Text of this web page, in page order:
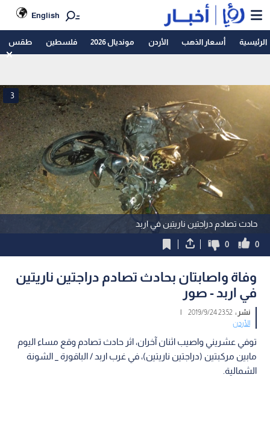
English
الرئيسية أسعار الذهب الأردن مونديال 2026 فلسطين طقس
حادث تصادم دراجتين ناريتين في اربد
3
0
0
وفاة واصابتان بحادث تصادم دراجتين ناريتين
في اربد - صور
نشر :23:52 2019/9/24
|
الأردن
توفي عشريني واصيب اثنان آخران، اثر حادث تصادم وقع مساء اليوم
مابين مركبتين (دراجتين ناريتين)، في غرب اربد / الباقورة _ الشونة
الشمالية.